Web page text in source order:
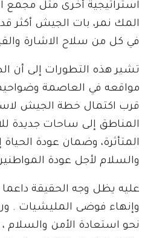
استراتيجية أخرى مثل مجمع
المك نمر، بات الجيش أكثر
في كل من سلاح الاشارة
تشير هذه التطورات إلى أن
مواقعه في العاصمة
قرب اكتمال خطة الجيش
المناطق إلى ساحات جديدة
المتأثرة، وضمان عودة
والسلام لأجل عودة
عليه يظل وجه الحقيقة
وإنهاء فوضى المليشيات .
نحو استعادة الأمن